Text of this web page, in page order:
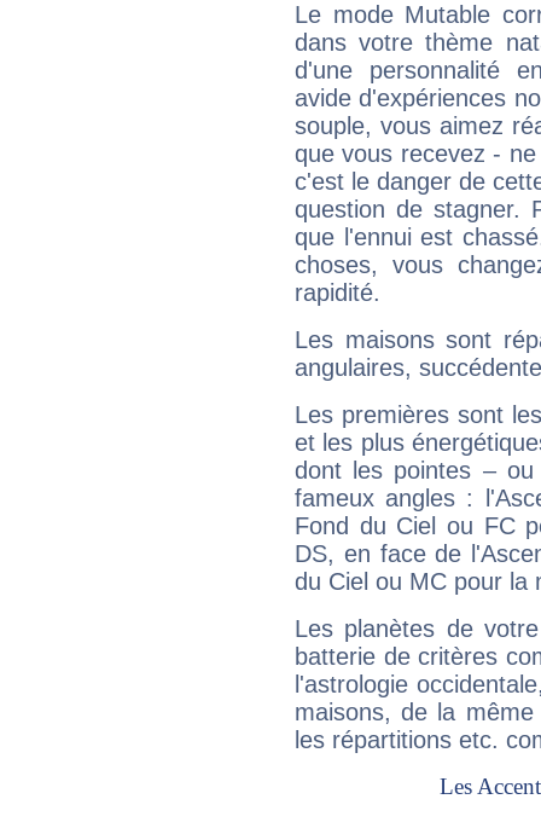
Le mode Mutable
dans votre thème
d'une personnalité
avide d'expériences
souple, vous aimez
que vous recevez -
c'est le danger de
question de stagner.
que l'ennui est
choses, vous
rapidité.
Les maisons sont
angulaires,
Les premières sont
et les plus
dont les pointes –
fameux angles :
Fond du Ciel ou FC
DS, en face de
du Ciel ou MC pour la
Les planètes de
batterie de critères
l'astrologie
maisons, de la
les répartitions etc.